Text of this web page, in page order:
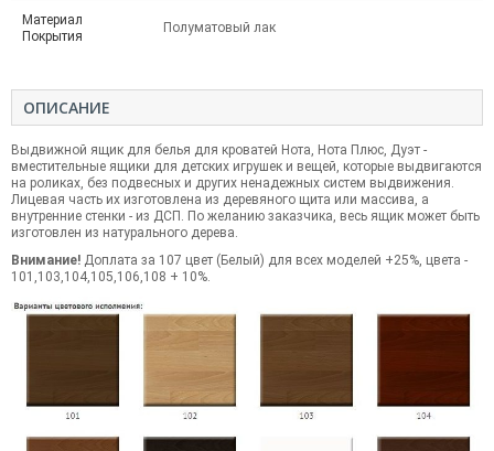
Материал
Покрытия
Полуматовый лак
ОПИСАНИЕ
Выдвижной ящик для белья для кроватей Нота, Нота Плюс, Дуэт -
вместительные ящики для детских игрушек и вещей, которые выдвигаются
на роликах, без подвесных и других ненадежных систем выдвижения.
Лицевая часть их изготовлена из деревяного щита или массива, а
внутренние стенки - из ДСП. По желанию заказчика, весь ящик может быть
изготовлен из натурального дерева.
Внимание! Доплата за 107 цвет (Белый) для всех моделей +25%, цвета -
101,103,104,105,106,108 + 10%.